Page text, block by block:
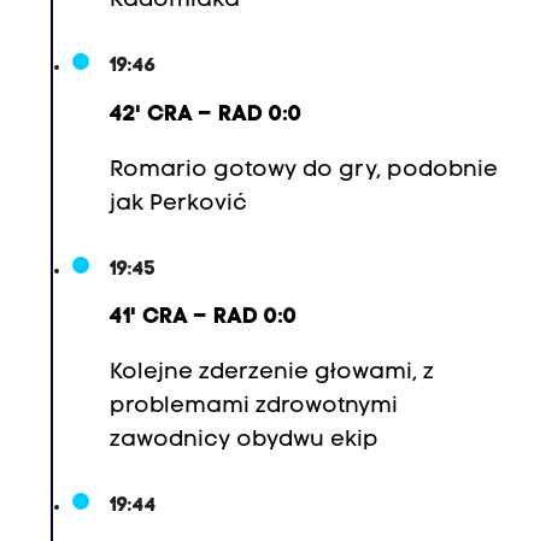
19:46
42' CRA – RAD 0:0
Romario gotowy do gry, podobnie
jak Perković
19:45
41' CRA – RAD 0:0
Kolejne zderzenie głowami, z
problemami zdrowotnymi
zawodnicy obydwu ekip
19:44